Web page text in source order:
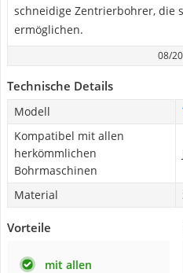
schneidige Zentrierbohrer, die
ermöglichen.
08/
Technische Details
Modell
Kompatibel mit allen
herkömmlichen
Bohrmaschinen
Material
Vorteile
mit allen